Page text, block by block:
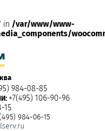
in /var/www/www-
984-08-85
+7(495) 106-90-96
15
984-06-15